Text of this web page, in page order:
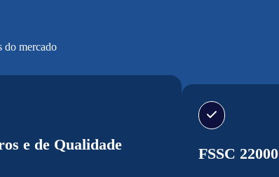
do mercado
e de Qualidade
FSSC 22000